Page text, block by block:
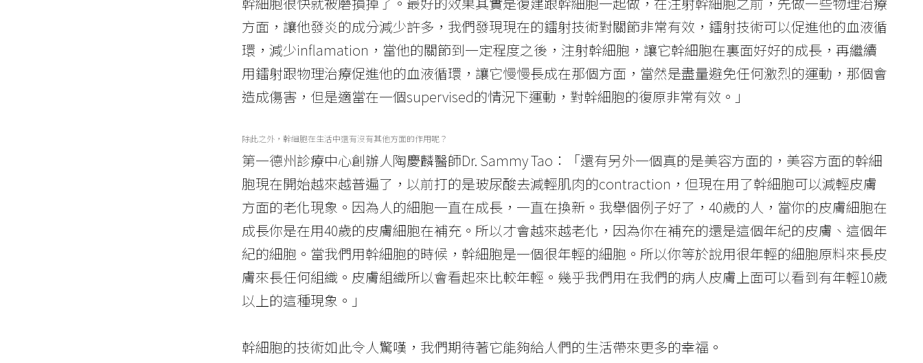
方面，讓他發炎的成分減少許多，我們發現現在的鐳射技術對關節非常有效，鐳射技術可以促進他的血液循
環，減少inflamation，當他的關節到一定程度之後，注射幹細胞，讓它幹細胞在裏面好好的成長，再繼續
用鐳射跟物理治療促進他的血液循環，讓它慢慢長成在那個方面，當然是盡量避免任何激烈的運動，那個會
造成傷害，但是適當在一個supervised的情況下運動，對幹細胞的復原非常有效。」
除此之外，幹細胞在生活中還有沒有其他方面的作用呢？
第一德州診療中心創辦人陶慶麟醫師Dr. Sammy Tao：「還有另外一個真的是美容方面的，美容方面的幹細
胞現在開始越來越普遍了，以前打的是玻尿酸去減輕肌肉的contraction，但現在用了幹細胞可以減輕皮膚
方面的老化現象。因為人的細胞一直在成長，一直在換新。我舉個例子好了，40歲的人，當你的皮膚細胞在
成長你是在用40歲的皮膚細胞在補充。所以才會越來越老化，因為你在補充的還是這個年紀的皮膚、這個年
紀的細胞。當我們用幹細胞的時候，幹細胞是一個很年輕的細胞。所以你等於說用很年輕的細胞原料來長皮
膚來長任何組織。皮膚組織所以會看起來比較年輕。幾乎我們用在我們的病人皮膚上面可以看到有年輕10歲
以上的這種現象。」
幹細胞的技術如此令人驚嘆，我們期待著它能夠給人們的生活帶來更多的幸福。